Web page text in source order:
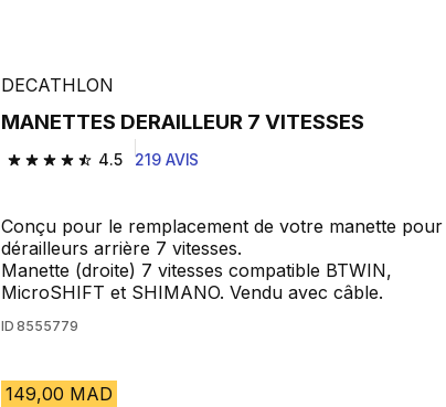
DECATHLON
MANETTES DERAILLEUR 7 VITESSES
4.5
4.5 out of 5 stars from 219 reviews
219 AVIS
Conçu pour le remplacement de votre manette pour
dérailleurs arrière 7 vitesses.
Manette (droite) 7 vitesses compatible BTWIN,
MicroSHIFT et SHIMANO. Vendu avec câble.
ID 8555779
149,00 MAD